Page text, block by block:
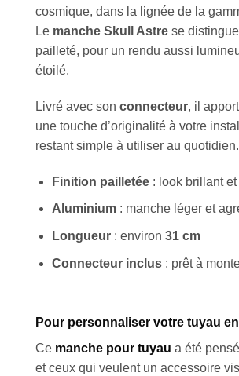
cosmique, dans la lignée de la
Le manche Skull Astre se
pailleté, pour un rendu aussi
étoilé.
Livré avec son connecteur, il
une touche d’originalité à votre
restant simple à utiliser au quotidien.
Finition pailletée: look brillant et
Aluminium: manche léger et
Longueur: environ 31 cm
Connecteur inclus: prêt à
Pour personnaliser votre tuyau
Ce manche pour tuyau a été
et ceux qui veulent un accessoire